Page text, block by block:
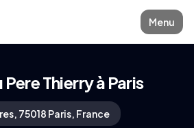
Menu
Thierry à Paris
75018 Paris, France